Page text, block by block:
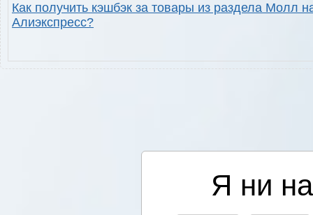
Как получить кэшбэк за товары из раздела Молл
Алиэкспресс?
Я ни